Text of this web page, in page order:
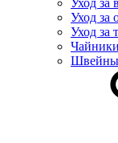
Уход за
Уход за
Уход за